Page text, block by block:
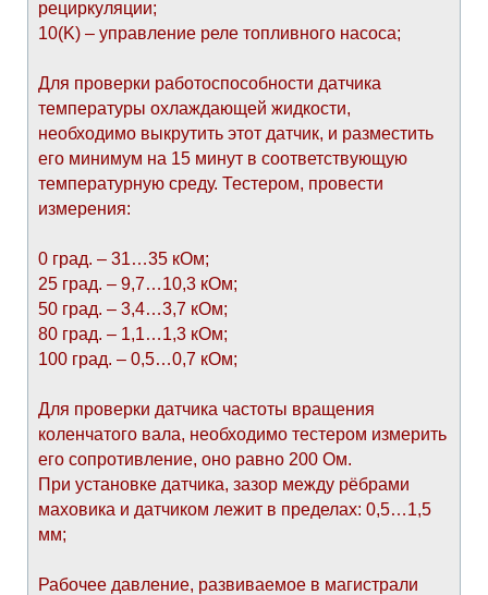
рециркуляции;
10(K) – управление реле топливного насоса;
Для проверки работоспособности датчика
температуры охлаждающей жидкости,
необходимо выкрутить этот датчик, и разместить
его минимум на 15 минут в соответствующую
температурную среду. Тестером, провести
измерения:
0 град. – 31…35 кОм;
25 град. – 9,7…10,3 кОм;
50 град. – 3,4…3,7 кОм;
80 град. – 1,1…1,3 кОм;
100 град. – 0,5…0,7 кОм;
Для проверки датчика частоты вращения
коленчатого вала, необходимо тестером измерить
его сопротивление, оно равно 200 Ом.
При установке датчика, зазор между рёбрами
маховика и датчиком лежит в пределах: 0,5…1,5
мм;
Рабочее давление, развиваемое в магистрали